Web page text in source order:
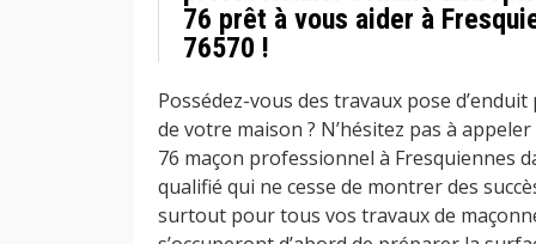
76 prêt à vous aider à
76570 !
Possédez-vous des travaux pose
de votre maison ? N’hésitez pas à
76 maçon professionnel à Fresquiennes
qualifié qui ne cesse de montrer des
surtout pour tous vos travaux de